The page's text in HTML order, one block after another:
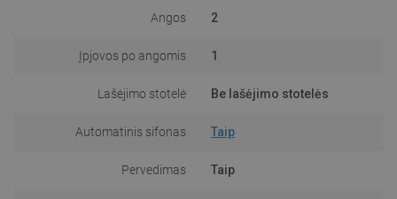
Angos 2
Įpjovos po angomis 1
Lašėjimo stotelė Be lašėjimo stotelės
Automatinis sifonas Taip
Pervedimas Taip